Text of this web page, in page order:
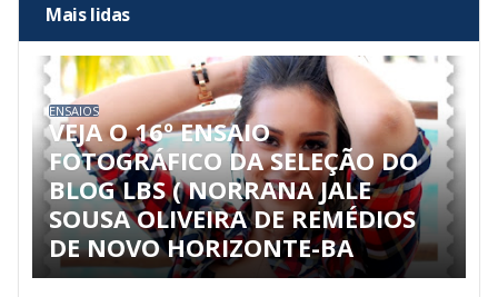
Mais lidas
ENSAIOS
VEJA O 16º ENSAIO
FOTOGRÁFICO DA SELEÇÃO DO
BLOG LBS ( NORRANA JALE
SOUSA OLIVEIRA DE REMÉDIOS
DE NOVO HORIZONTE-BA